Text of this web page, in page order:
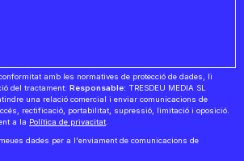
amb les normatives de protecció de dades, li
del tractament: Responsable: TRESDEU MEDIA SL
una relació comercial i enviar comunicacions de
rectificació, portabilitat, supressió, limitació i oposició.
a la Política de privacitat
dades per a l'enviament de comunicacions de